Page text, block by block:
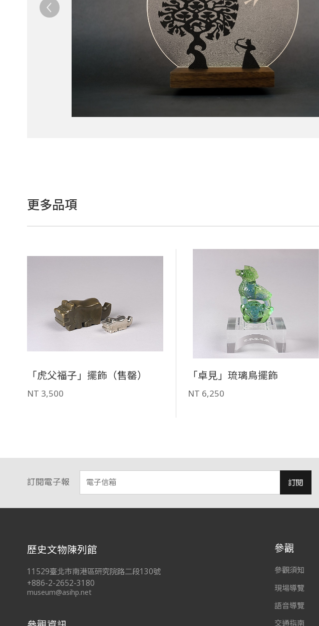
更多品項
「虎父福子」擺飾（售罄）
NT 3,500
「卓見」琉璃鳥擺飾
NT 6,250
訂閱電子報 訂閱
:::
歷史文物陳列館
11529臺北市南港區研究院路二段130號
+886-2-2652-3180
museum@asihp.net
參觀
參觀須知
現場導覽
語音導覽
交通指南